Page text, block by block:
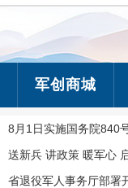
军创商城
8月1日实施国务院840
项基础优待
送新兵 讲政策 暖军心
局开展欢送2026年春季
省退役军人事务厅部署